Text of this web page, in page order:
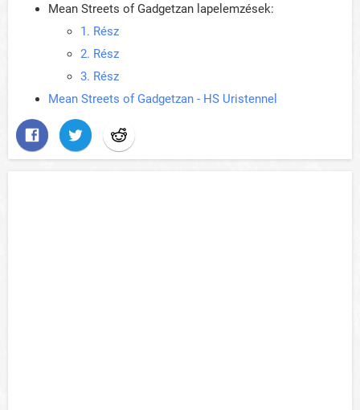
Mean Streets of Gadgetzan lapelemzések:
1. Rész
2. Rész
3. Rész
Mean Streets of Gadgetzan - HS Uristennel